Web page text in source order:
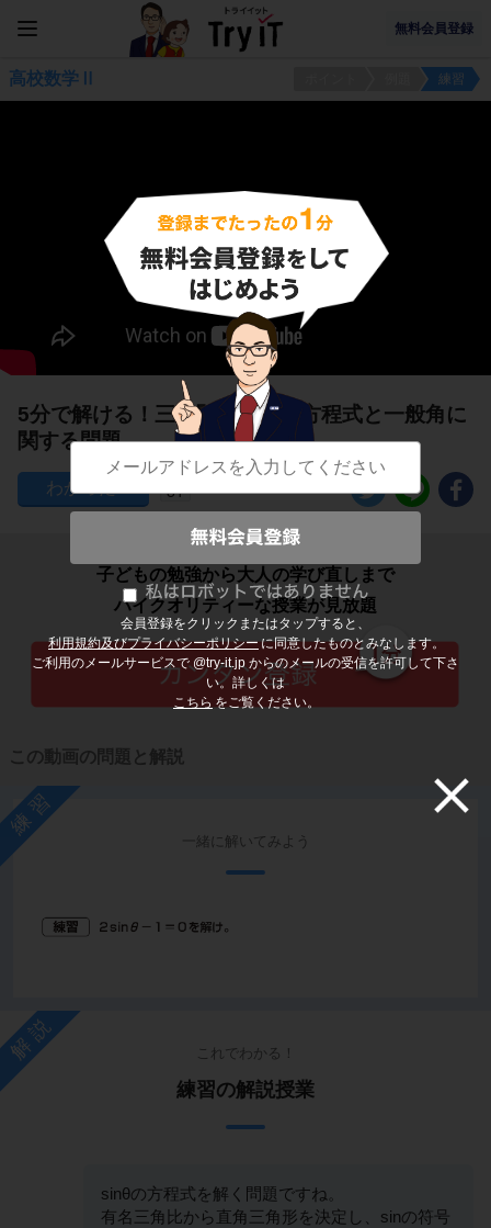
無料会員登録
会員登録をクリックまたはタップすると、
利用規約及びプライバシーポリシーに同意したものとみなします。
ご利用のメールサービスで @try-it.jp からのメールの受信を許可して下さ
い。詳しくは
こちら をご覧ください。
高校数学Ⅱ 練習
5分で解ける！三角関数sinθの方程式と一般角に
関する問題
81
子どもの勉強から大人の学び直しまで
ハイクオリティーな授業が見放題
この動画の問題と解説
練習
一緒に解いてみよう
解説 これでわかる！
練習の解説授業
sinθの方程式を解く問題ですね。
有名三角比から直角三角形を決定し、sinの符号